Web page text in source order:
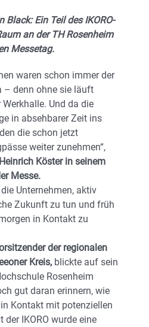
Black:Ein Teil des IKORO-
an der TH Rosenheim
Messetag.
waren schon immer der
– denn ohne sie läuft
Und da die
in absehbarer Zeit ins
die schon jetzt
weiter zunehmen“,
Köster in seinem
Messe.
Unternehmen, aktiv
Zukunft zu tun und früh
in Kontakt zu
der regionalen
Kreis, blickte auf sein
Rosenheim
gut daran erinnern, wie
Kontakt mit potenziellen
IKORO wurde eine